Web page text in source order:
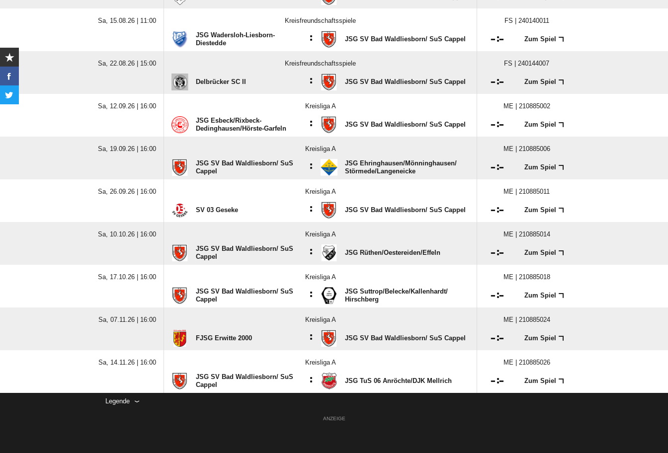
Sa, 15.08.26 | 11:00 Kreisfreundschaftsspiele
FS | 240140011
JSG Wadersloh-Liesborn-
Diestedde
: JSG SV Bad Waldliesborn/​ SuS Cappel : Zum Spiel
Sa, 22.08.26 | 15:00 Kreisfreundschaftsspiele FS | 240144007
Delbrücker SC II : JSG SV Bad Waldliesborn/​ SuS Cappel : Zum Spiel
Sa, 12.09.26 | 16:00 Kreisliga A
ME | 210885002
JSG Esbeck/​Rixbeck-
Dedinghausen/​Hörste-Garfeln
: JSG SV Bad Waldliesborn/​ SuS Cappel : Zum Spiel
Sa, 19.09.26 | 16:00 Kreisliga A
ME | 210885006
JSG SV Bad Waldliesborn/​ SuS
Cappel
:
JSG Ehringhausen/​Mönninghausen/​
Störmede/​Langeneicke
: Zum Spiel
Sa, 26.09.26 | 16:00 Kreisliga A ME | 210885011
SV 03 Geseke : JSG SV Bad Waldliesborn/​ SuS Cappel : Zum Spiel
Sa, 10.10.26 | 16:00 Kreisliga A
ME | 210885014
JSG SV Bad Waldliesborn/​ SuS
Cappel
: JSG Rüthen/​Oestereiden/​Effeln : Zum Spiel
Sa, 17.10.26 | 16:00 Kreisliga A
ME | 210885018
JSG SV Bad Waldliesborn/​ SuS
Cappel
:
JSG Suttrop/​Belecke/​Kallenhardt/​
Hirschberg
: Zum Spiel
Sa, 07.11.26 | 16:00 Kreisliga A ME | 210885024
FJSG Erwitte 2000 : JSG SV Bad Waldliesborn/​ SuS Cappel : Zum Spiel
Sa, 14.11.26 | 16:00 Kreisliga A
ME | 210885026
JSG SV Bad Waldliesborn/​ SuS
Cappel
: JSG TuS 06 Anröchte/​DJK Mellrich : Zum Spiel
Legende
ANZEIGE